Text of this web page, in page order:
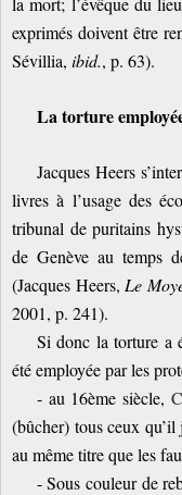
exprimés doivent être
Sévillia, ibid., p. 63).
La torture
Jacques Heers
livres à l’usage des
tribunal de puritains
de Genève au temps
(Jacques Heers, Le
2001, p. 241).
Si donc la torture a
été employée par les
- au 16ème siècle,
(bûcher) tous ceux
au même titre que les
- Sous couleur de